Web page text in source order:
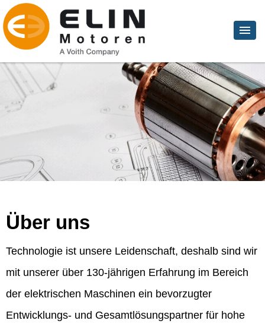
Über uns
Technologie ist unsere Leidenschaft, deshalb sind wir
mit unserer über 130-jährigen Erfahrung im Bereich
der elektrischen Maschinen ein bevorzugter
Entwicklungs- und Gesamtlösungspartner für hohe